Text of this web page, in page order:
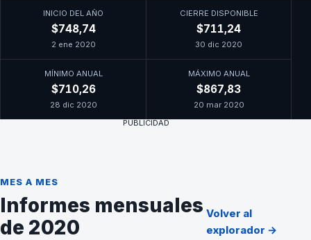
INICIO DEL AÑO
$748,74
2 ene 2020
CIERRE DISPONIBLE
$711,24
30 dic 2020
MÍNIMO ANUAL
$710,26
28 dic 2020
MÁXIMO ANUAL
$867,83
20 mar 2020
PUBLICIDAD
MES A MES
Informes mensuales
de 2020
Volver al
explorador →